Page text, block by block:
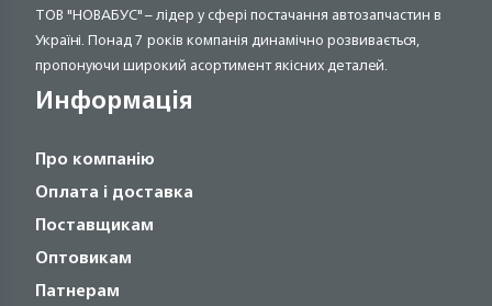
ТОВ "НОВАБУС" – лідер у сфері постачання автозапчастин в
Україні. Понад 7 років компанія динамічно розвивається,
пропонуючи широкий асортимент якісних деталей.
Информація
Про компанію
Оплата і доставка
Поставщикам
Оптовикам
Патнерам